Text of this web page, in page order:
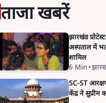
ताजा खबरें
झारखंड
अस्पताल में
शामिल
6 Min •
SC-ST
केंद्र ने सुप्रीम